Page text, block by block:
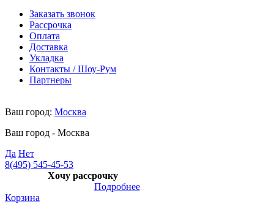
Заказать звонок
Рассрочка
Оплата
Доставка
Укладка
Контакты / Шоу-Рум
Партнеры
Ваш город: Москва
Ваш город - Москва
Да Нет
8(495) 545-45-53
Хочу рассрочку
Подробнее
Корзина